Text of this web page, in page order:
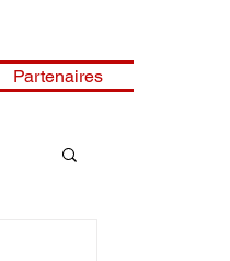
Partenaires